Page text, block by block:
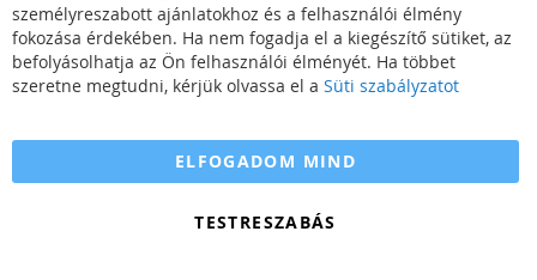
Illóolaj
Szépségápolási kellék
Hajvágó tartozék
Egészségápolási kellék
Hajvágó kiegészítő
Szórakoztató elektronika
Bar
személyreszabott ajánlatokhoz és a felhasználói élmény
fokozása érdekében. Ha nem fogadja el a kiegészítő sütiket, az
befolyásolhatja az Ön felhasználói élményét. Ha többet
szeretne megtudni, kérjük olvassa el a Süti szabályzatot
ELFOGADOM MIND
TESTRESZABÁS